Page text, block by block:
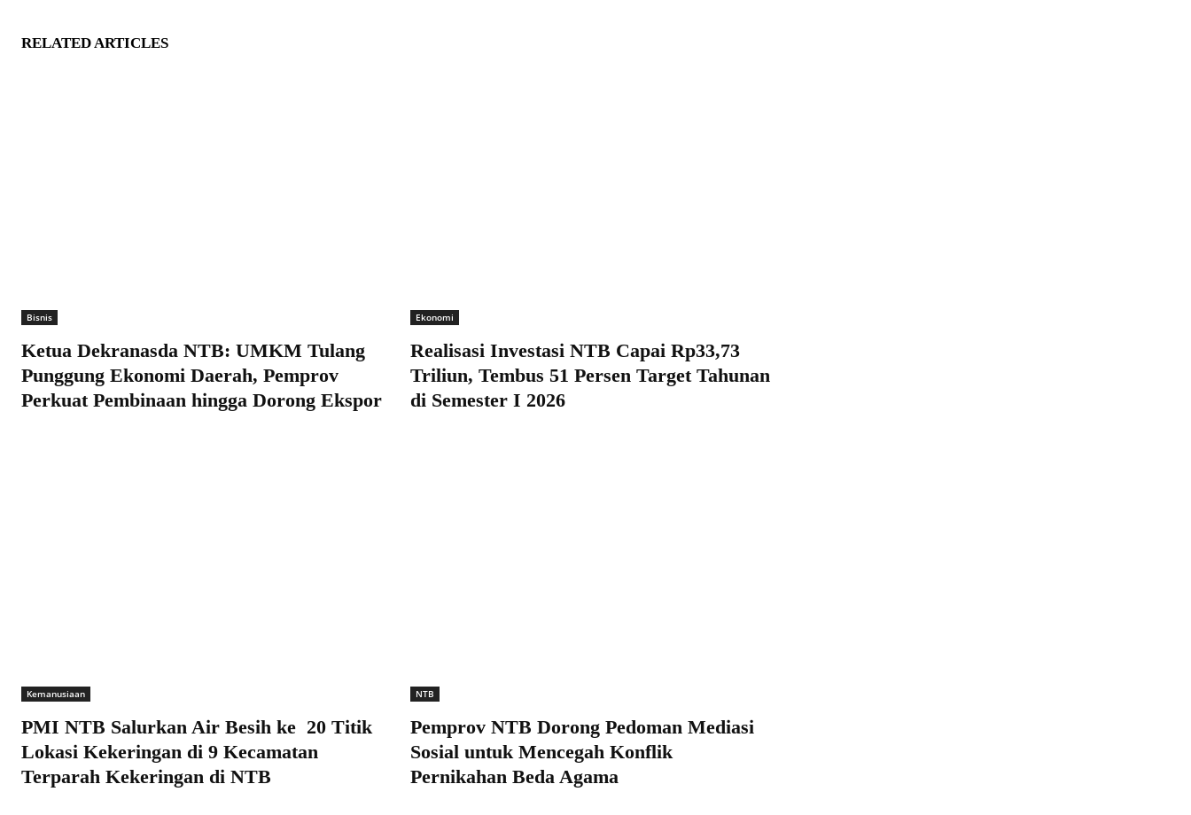
RELATED ARTICLES
Bisnis
Ketua Dekranasda NTB: UMKM Tulang
Punggung Ekonomi Daerah, Pemprov
Perkuat Pembinaan hingga Dorong Ekspor
Ekonomi
Realisasi Investasi NTB Capai Rp33,73
Triliun, Tembus 51 Persen Target Tahunan
di Semester I 2026
Kemanusiaan
PMI NTB Salurkan Air Besih ke 20 Titik
Lokasi Kekeringan di 9 Kecamatan
Terparah Kekeringan di NTB
NTB
Pemprov NTB Dorong Pedoman Mediasi
Sosial untuk Mencegah Konflik
Pernikahan Beda Agama